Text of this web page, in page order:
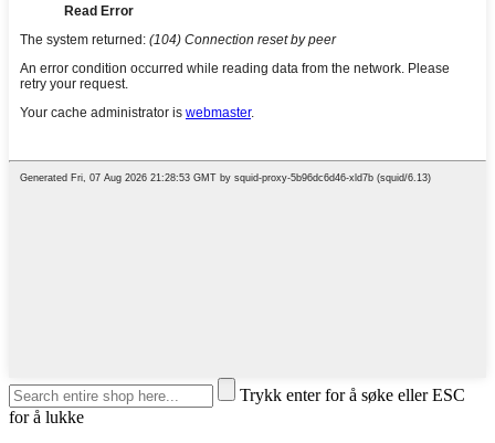
Trykk enter for å søke eller ESC
for å lukke